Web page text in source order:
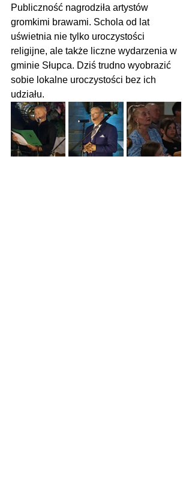
Publiczność nagrodziła artystów
gromkimi brawami. Schola od lat
uświetnia nie tylko uroczystości
religijne, ale także liczne wydarzenia w
gminie Słupca. Dziś trudno wyobrazić
sobie lokalne uroczystości bez ich
udziału.